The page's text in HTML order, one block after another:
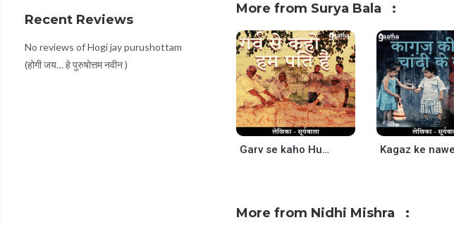
Recent Reviews
No reviews of Hogi jay purushottam
(होगी जय… हे पुरुषोत्तम नवीन )
More from Surya Bala
Garv se kaho Hum Pati hai (गर्व से कहो हम पति हैं)
More from Nidhi Mishra